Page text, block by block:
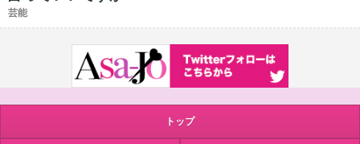
芸能
トップ